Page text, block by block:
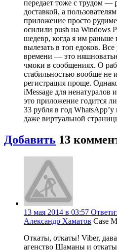
передает тоже с трудом —
доставкой, а
приложение просто
осилили push на Windows
шедевр, когда я им раньше
вылезать в топ едоков.
времени — это
чмоки в сообщениях. О
стабильностью вообще
регистрация проще.
iMessage для ненатуралов
это приложение годится
33 рубля в год
даже виртуальной
Добавить 13
13 мая 2014 в 03:57
Александр Хаматов Case
Откаты, откаты! Viber,
агенство Шаманы и